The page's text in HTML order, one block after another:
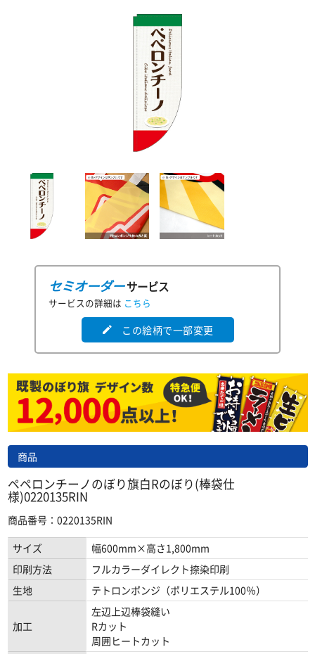
セミオーダーサービス
サービスの詳細は こちら
edit この絵柄で一部変更
商品
ペペロンチーノのぼり旗白Rのぼり(棒袋仕
様)0220135RIN
商品番号：0220135RIN
サイズ
幅600mm×高さ1,800mm
印刷方法
フルカラーダイレクト捺染印刷
生地
テトロンポンジ（ポリエステル100％）
加工
左辺上辺棒袋縫い
Rカット
周囲ヒートカット